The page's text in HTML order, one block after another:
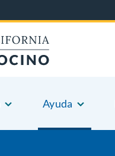
Ayuda